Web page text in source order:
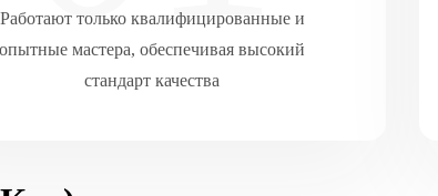
Работают только квалифицированные и
опытные мастера, обеспечивая высокий
стандарт качества